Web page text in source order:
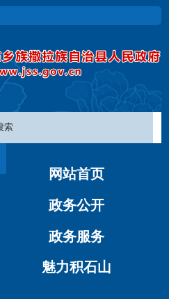
网站首页
政务公开
政务服务
魅力积石山